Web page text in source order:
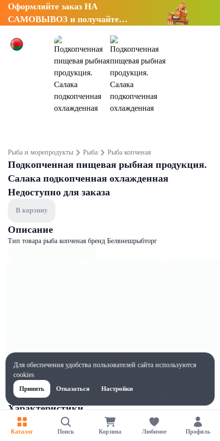
Оформляйте заказ НА
САМОВЫВОЗ и получайте
Рыба и морепродукты Рыба Рыба копченая
Подкопченная пищевая рыбная продукция.
Салака подкопченная охлажденная
Недоступно для заказа
В корзину
Описание
Тип товара рыба копченая бренд Белвнешрыбторг
Характеристики
Ширина, мм
1Каталог Поиск Корзина Любимое Профиль
Для обеспечения удобства пользователей сайта используются
cookies
Принять
Отказаться Настройки